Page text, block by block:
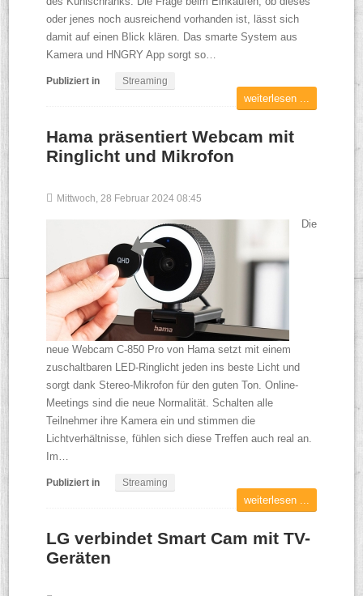
oder jenes noch ausreichend vorhanden ist, lässt sich
damit auf einen Blick klären. Das smarte System aus
Kamera und HNGRY App sorgt so…
Publiziert in Streaming
weiterlesen ...
Hama präsentiert Webcam mit
Ringlicht und Mikrofon
Mittwoch, 28 Februar 2024 08:45
Die
neue Webcam C-850 Pro von Hama setzt mit einem
zuschaltbaren LED-Ringlicht jeden ins beste Licht und
sorgt dank Stereo-Mikrofon für den guten Ton. Online-
Meetings sind die neue Normalität. Schalten alle
Teilnehmer ihre Kamera ein und stimmen die
Lichtverhältnisse, fühlen sich diese Treffen auch real an.
Im…
Publiziert in Streaming
weiterlesen ...
LG verbindet Smart Cam mit TV-
Geräten